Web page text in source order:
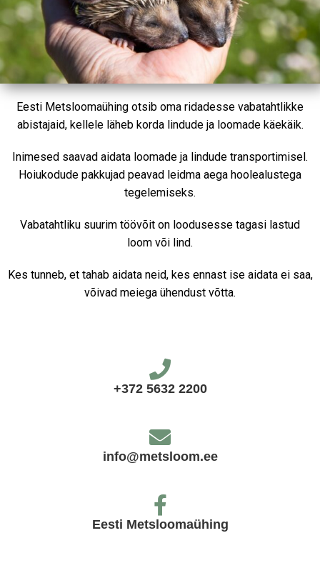
Eesti Metsloomaühing otsib oma ridadesse vabatahtlikke
abistajaid, kellele läheb korda lindude ja loomade käekäik.
Inimesed saavad aidata loomade ja lindude transportimisel.
Hoiukodude pakkujad peavad leidma aega hoolealustega
tegelemiseks.
Vabatahtliku suurim töövõit on loodusesse tagasi lastud
loom või lind.
Kes tunneb, et tahab aidata neid, kes ennast ise aidata ei saa,
võivad meiega ühendust võtta.
+372 5632 2200
info@metsloom.ee
Eesti Metsloomaühing